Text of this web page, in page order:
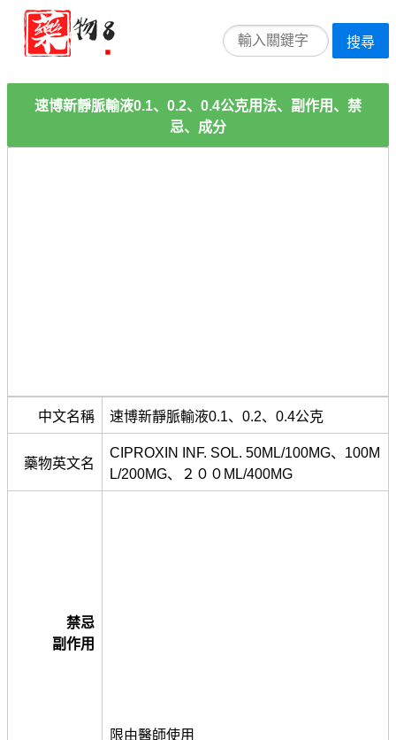
搜尋
速博新靜脈輸液0.1、0.2、0.4公克用法、副作用、禁
忌、成分
中文名稱 速博新靜脈輸液0.1、0.2、0.4公克
藥物英文名
CIPROXIN INF. SOL. 50ML/100MG、100M
L/200MG、２００ML/400MG
禁忌
副作用
限由醫師使用